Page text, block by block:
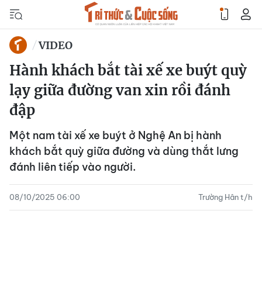
VIDEO
Hành khách bắt tài xế xe buýt quỳ
lạy giữa đường van xin rồi đánh
đập
Một nam tài xế xe buýt ở Nghệ An bị hành
khách bắt quỳ giữa đường và dùng thắt lưng
đánh liên tiếp vào người.
08/10/2025 06:00 Trường Hân t/h